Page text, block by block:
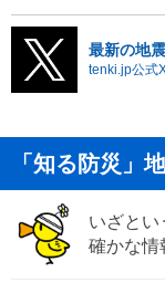
最新の地
tenki.jp公式
「知る防災」
いざとい
確かな情